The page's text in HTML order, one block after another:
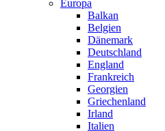
Europa
Balkan
Belgien
Dänemark
Deutschland
England
Frankreich
Georgien
Griechenland
Irland
Italien